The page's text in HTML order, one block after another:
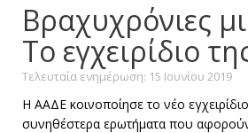
Βραχυχρόνιες
Το εγχειρίδιο
Τελευταία ενημέρωση: 15 Ιουνίου 2019
Η ΑΑΔΕ κοινοποίησε το νέο
συνηθέστερα ερωτήματα που